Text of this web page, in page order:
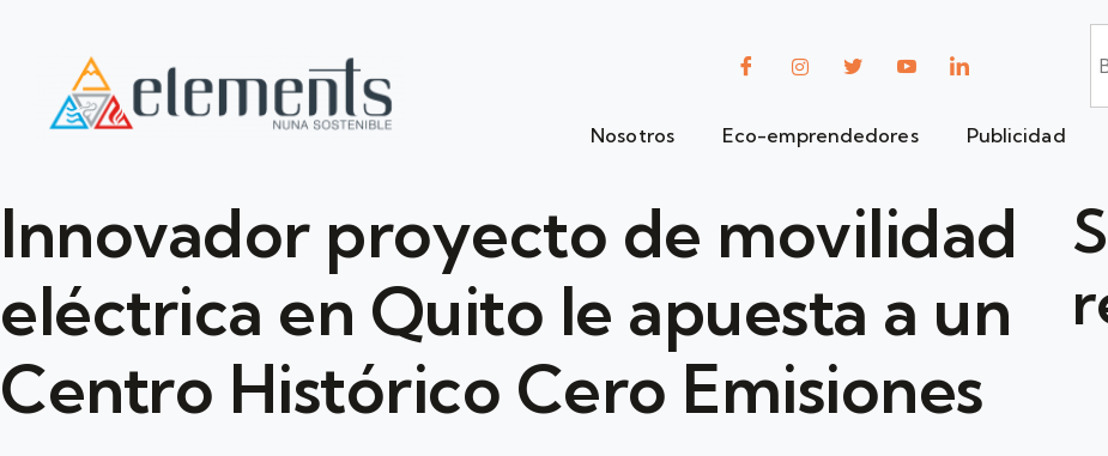
Nosotros Eco-emprendedores Publicidad
Innovador proyecto de movilidad
eléctrica en Quito le apuesta a un
Centro Histórico Cero Emisiones